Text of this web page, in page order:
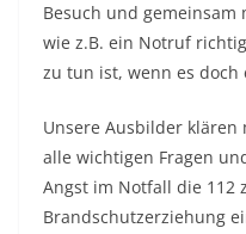
Besuch und
wie z.B. ein Notruf
zu tun ist, wenn es doch
Unsere Ausbilder
alle wichtigen Fragen
Angst im Notfall die 112
Brandschutzerziehung